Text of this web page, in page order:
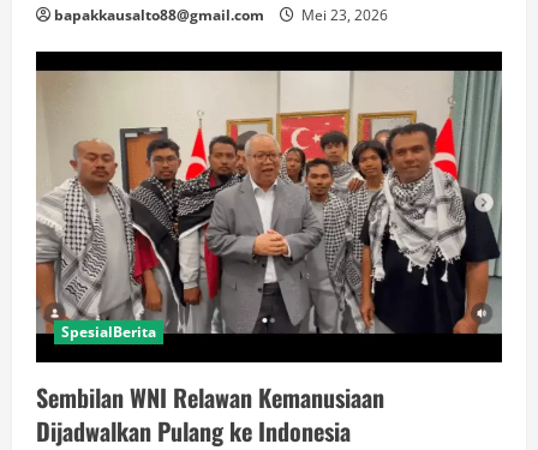
bapakkausalto88@gmail.com Mei 23, 2026
SpesialBerita
Sembilan WNI Relawan Kemanusiaan
Dijadwalkan Pulang ke Indonesia